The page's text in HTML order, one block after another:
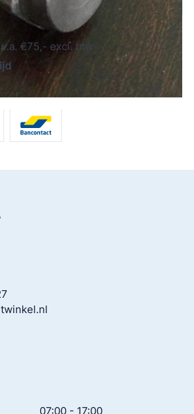
€75,- excl. btw
07:00 - 17:00